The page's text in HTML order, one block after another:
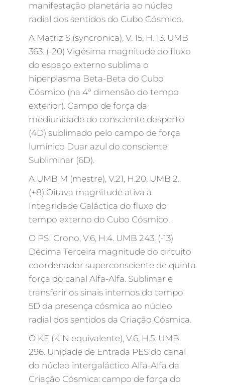
manifestação planetária ao núcleo
radial dos sentidos do Cubo Cósmico.
A Matriz S (syncronica), V. 15, H. 13. UMB
363. (-20) Vigésima magnitude do fluxo
do espaço externo sublima o
hiperplasma Beta-Beta do Cubo
Cósmico (na 4ª dimensão do tempo
exterior). Campo de força da
mediunidade do consciente desperto
(4D) sublimado pelo campo de força
lumínico Duar azul do consciente
Subliminar (6D).
A UMB M (mestre), V.21, H.20. UMB 2.
(+8) Oitava magnitude ativa a
Integridade Galáctica do fluxo do
tempo externo do Cubo Cósmico.
O PSI Crono, V.6, H.4. UMB 243. (-13)
Décima Terceira magnitude do circuito
coordenador superconsciente de quinta
força do canal Alfa-Alfa. Sublimar e
transferir os sinais internos do tempo
5D da presença cósmica ao núcleo
radial dos sentidos da Criação Cósmica.
O KE (KIN equivalente), V.6, H.5. UMB
296. Unidade de Entrada PES do canal
do núcleo intergaláctico Alfa-Alfa da
Criação Cósmica: campo de força do